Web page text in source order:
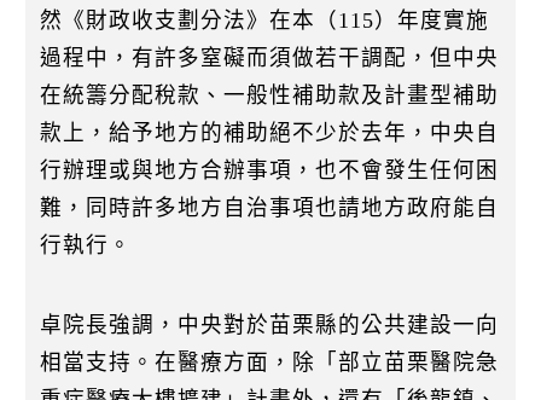
然《財政收支劃分法》在本（115）年度實施
過程中，有許多窒礙而須做若干調配，但中央
在統籌分配稅款、一般性補助款及計畫型補助
款上，給予地方的補助絕不少於去年，中央自
行辦理或與地方合辦事項，也不會發生任何困
難，同時許多地方自治事項也請地方政府能自
行執行。
卓院長強調，中央對於苗栗縣的公共建設一向
相當支持。在醫療方面，除「部立苗栗醫院急